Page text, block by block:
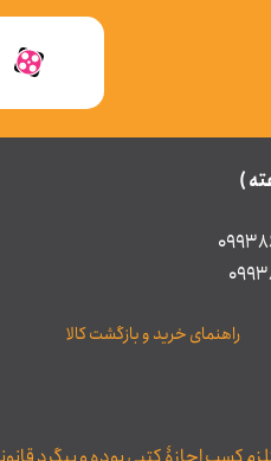
راهنمای خرید و بازگشت کالا